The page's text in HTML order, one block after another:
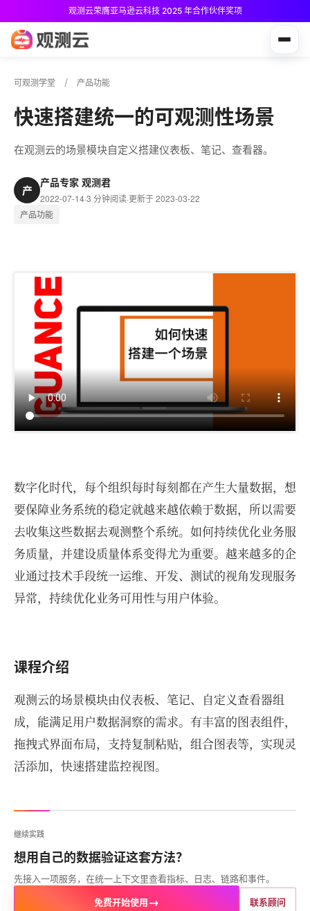
观测云荣膺亚马逊云科技 2025 年合作伙伴奖项
可观测学堂 产品功能
快速搭建统一的可观测性场景
在观测云的场景模块自定义搭建仪表板、笔记、查看器。
产
产品专家 观测君
2022-07-14·3 分钟阅读·更新于 2023-03-22
产品功能
数字化时代，每个组织每时每刻都在产生大量数据，想
要保障业务系统的稳定就越来越依赖于数据，所以需要
去收集这些数据去观测整个系统。如何持续优化业务服
务质量，并建设质量体系变得尤为重要。越来越多的企
业通过技术手段统一运维、开发、测试的视角发现服务
异常，持续优化业务可用性与用户体验。
课程介绍
观测云的场景模块由仪表板、笔记、自定义查看器组
成，能满足用户数据洞察的需求。有丰富的图表组件，
拖拽式界面布局，支持复制粘贴，组合图表等，实现灵
活添加，快速搭建监控视图。
继续实践
想用自己的数据验证这套方法？
先接入一项服务，在统一上下文里查看指标、日志、链路和事件。
免费开始使用→ 联系顾问